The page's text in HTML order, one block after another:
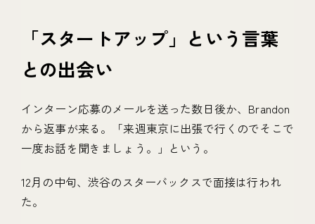
「スタートアップ」という言葉
との出会い
インターン応募のメールを送った数日後か、Brandon
から返事が来る。「来週東京に出張で行くのでそこで
一度お話を聞きましょう。」という。
12月の中旬、渋谷のスターバックスで面接は行われ
た。